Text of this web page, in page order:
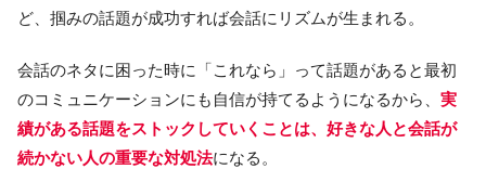
ど、掴みの話題が成功すれば会話にリズムが生まれる。
会話のネタに困った時に「これなら」って話題があると最初
のコミュニケーションにも自信が持てるようになるから、 実
績がある話題をストックしていくことは、好きな人と会話が
続かない人の重要な対処法になる。